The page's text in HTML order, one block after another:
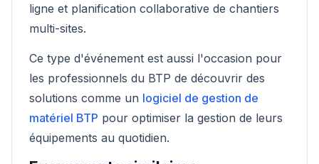
ligne et planification collaborative de chantiers
multi-sites.
Ce type d'événement est aussi l'occasion pour
les professionnels du BTP de découvrir des
solutions comme un logiciel de gestion de
matériel BTP pour optimiser la gestion de leurs
équipements au quotidien.